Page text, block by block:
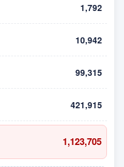
1,792
10,942
99,315
421,915
1,123,705